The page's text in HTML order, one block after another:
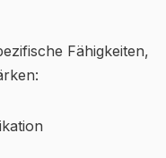
Fähigkeiten,